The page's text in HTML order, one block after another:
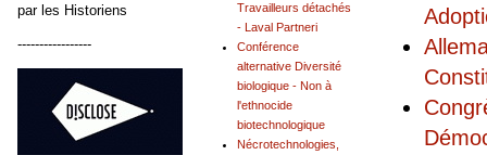
Travailleurs détachés
- Laval Partneri
Conférence
alternative Diversité
biologique - Non à
l'ethnocide
biotechnologique
Nécrotechnologies,
par les Historiens
-----------------